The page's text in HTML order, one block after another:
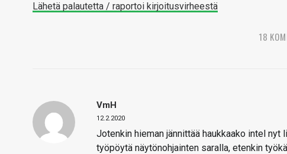
Lähetä palautetta / raportoi kirjoitusvirheestä
18
VmH
12.2.2020
Jotenkin hieman jännittää haukkaako intel
työpöytä näytönohjainten saralla, etenkin